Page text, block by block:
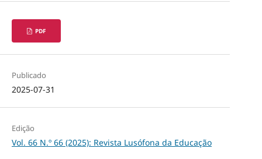
PDF
Publicado
2025-07-31
Edição
Vol. 66 N.º 66 (2025): Revista Lusófona da Educação